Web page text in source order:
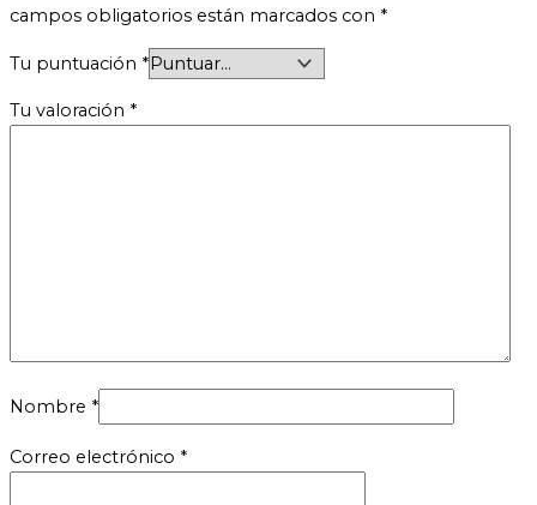
campos obligatorios están marcados con *
Tu puntuación *
Tu valoración *
Nombre *
Correo electrónico *